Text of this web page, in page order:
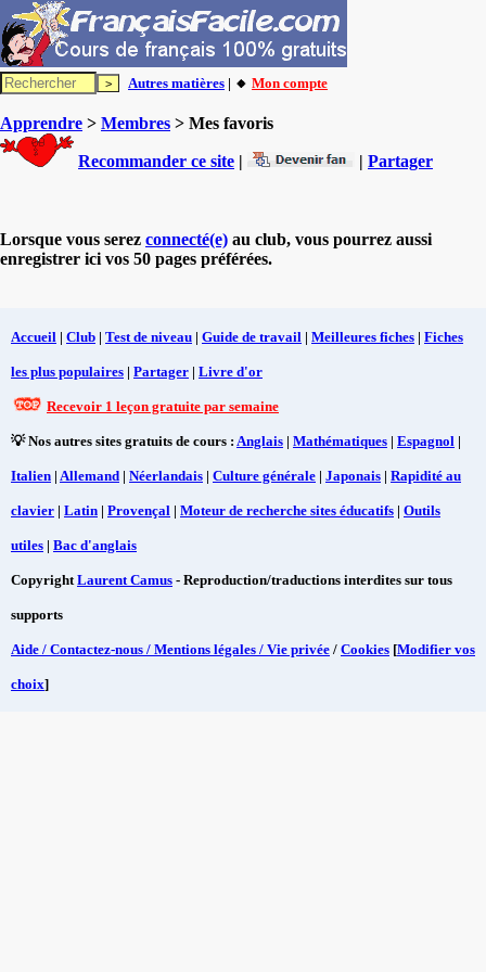
Autres matières | 🔸 Mon compte
Apprendre > Membres > Mes favoris
Recommander ce site | | Partager
Lorsque vous serez connecté(e) au club, vous pourrez aussi
enregistrer ici vos 50 pages préférées.
Accueil | Club | Test de niveau | Guide de travail | Meilleures fiches | Fiches
les plus populaires | Partager | Livre d'or
Recevoir 1 leçon gratuite par semaine
💡 Nos autres sites gratuits de cours : Anglais | Mathématiques | Espagnol |
Italien | Allemand | Néerlandais | Culture générale | Japonais | Rapidité au
clavier | Latin | Provençal | Moteur de recherche sites éducatifs | Outils
utiles | Bac d'anglais
CopyrightLaurent Camus - Reproduction/traductions interdites sur tous
supports
Aide / Contactez-nous / Mentions légales / Vie privée / Cookies [Modifier vos
choix]